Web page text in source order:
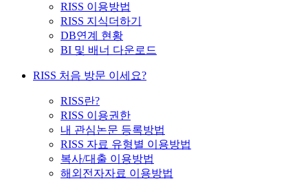
RISS 이용방법
RISS 지식더하기
DB연계 현황
BI 및 배너 다운로드
RISS 처음 방문 이세요?
RISS란?
RISS 이용권한
내 관심논문 등록방법
RISS 자료 유형별 이용방법
복사/대출 이용방법
해외전자자료 이용방법